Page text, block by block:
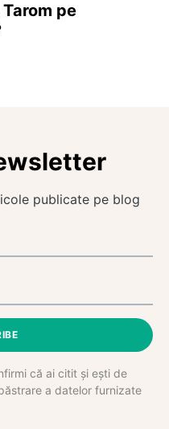
pe
publicate pe blog
că ai citit și ești de
a datelor furnizate